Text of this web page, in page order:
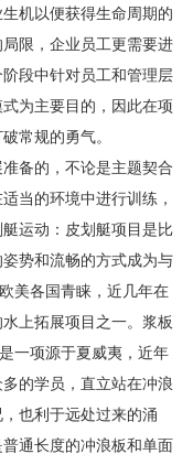
机以便获得生命周期的
限，企业员工更需要进
段中针对员工和管理层
为主要目的，因此在项
常规的勇气。
备的，不论是主题契合
当的环境中进行训练，
运动：皮划艇项目是比
势和流畅的方式成为与
美各国青睐，近几年在
上拓展项目之一。浆板
一项源于夏威夷，近年
的学员，直立站在冲浪
也利于远处过来的涌
通长度的冲浪板和单面